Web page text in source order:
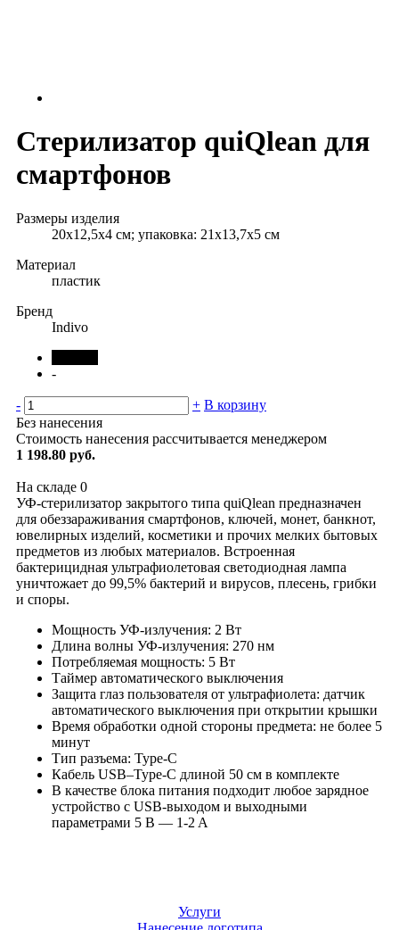
Стерилизатор quiQlean для
смартфонов
Размеры изделия
20x12,5x4 см; упаковка: 21х13,7х5 см
Материал
пластик
Бренд
Indivo
-
- + В корзину
Без нанесения
Стоимость нанесения рассчитывается менеджером
1 198.80 руб.
На складе 0
УФ-стерилизатор закрытого типа quiQlean предназначен
для обеззараживания смартфонов, ключей, монет, банкнот,
ювелирных изделий, косметики и прочих мелких бытовых
предметов из любых материалов. Встроенная
бактерицидная ультрафиолетовая светодиодная лампа
уничтожает до 99,5% бактерий и вирусов, плесень, грибки
и споры.
Мощность УФ-излучения: 2 Вт
Длина волны УФ-излучения: 270 нм
Потребляемая мощность: 5 Вт
Таймер автоматического выключения
Защита глаз пользователя от ультрафиолета: датчик
автоматического выключения при открытии крышки
Время обработки одной стороны предмета: не более 5
минут
Тип разъема: Type-C
Кабель USB–Type-C длиной 50 см в комплекте
В качестве блока питания подходит любое зарядное
устройство с USB-выходом и выходными
параметрами 5 B — 1-2 A
Услуги